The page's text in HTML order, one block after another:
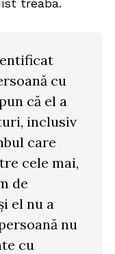
treaba.
cu
că el a
inclusiv
care
cele mai,
de
el nu a
nu
cu